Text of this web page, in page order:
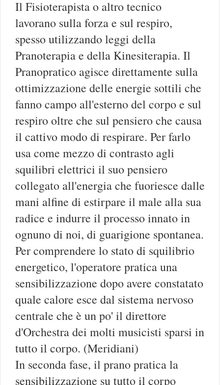
Il Fisioterapista o altro tecnico
lavorano sulla forza e sul respiro,
spesso utilizzando leggi della
Pranoterapia e della Kinesiterapia. Il
Pranopratico agisce direttamente sulla
ottimizzazione delle energie sottili che
fanno campo all'esterno del corpo e sul
respiro oltre che sul pensiero che causa
il cattivo modo di respirare. Per farlo
usa come mezzo di contrasto agli
squilibri elettrici il suo pensiero
collegato all'energia che fuoriesce dalle
mani alfine di estirpare il male alla sua
radice e indurre il processo innato in
ognuno di noi, di guarigione spontanea.
Per comprendere lo stato di squilibrio
energetico, l'operatore pratica una
sensibilizzazione dopo avere constatato
quale calore esce dal sistema nervoso
centrale che è un po' il direttore
d'Orchestra dei molti musicisti sparsi in
tutto il corpo. (Meridiani)
In seconda fase, il prano pratica la
sensibilizzazione su tutto il corpo